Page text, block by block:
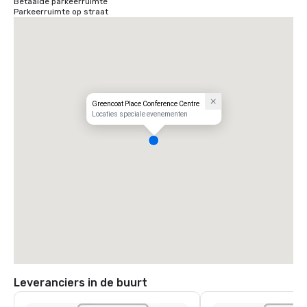
Parkeerruimte op straat
Greencoat Place Conference Centre
Locaties speciale evenementen
Leveranciers in de buurt